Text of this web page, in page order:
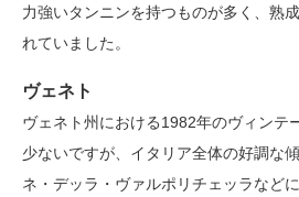
力強いタンニンを持つものが多く、熟
れていました。
ヴェネト
ヴェネト州における1982年のヴィンテ
少ないですが、イタリア全体の好調な
ネ・デッラ・ヴァルポリチェッラなど